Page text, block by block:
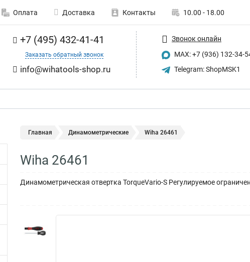
Оплата Доставка Контакты 10.00 - 18.00
+7 (495) 432-41-41
Заказать обратный звонок
info@wihatools-shop.ru
Звонок онлайн
MAX: +7 (936) 132-34-
Telegram: ShopMSK1
Главная Динамометрические Wiha 26461
Wiha 26461
Динамометрическая отвертка TorqueVario-S Регулируемое